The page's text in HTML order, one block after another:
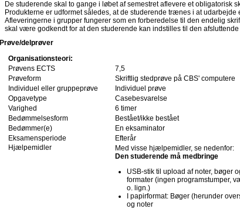
De studerende skal to gange i løbet af semestret aflevere et obligatorisk
Produkterne er udformet således, at de studerende trænes i at
Afleveringerne i grupper fungerer som en forberedelse til den endelig
skal være godkendt for at den studerende kan indstilles til den
Prøve/delprøver
Organisationsteori:
Prøvens ECTS
7,5
Prøveform
Skriftlig stedprøve på CBS' computere
Individuel eller gruppeprøve
Individuel prøve
Opgavetype
Casebesvarelse
Varighed
6 timer
Bedømmelsesform
Bestået/ikke bestået
Bedømmer(e)
En eksaminator
Eksamensperiode
Efterår
Hjælpemidler
Med visse hjælpemidler, se nedenfor:
Den studerende må medbringe
USB-stik til upload af noter, bøger
formater (ingen programstumper,
o. lign.)
I papirformat: Bøger (herunder
og noter